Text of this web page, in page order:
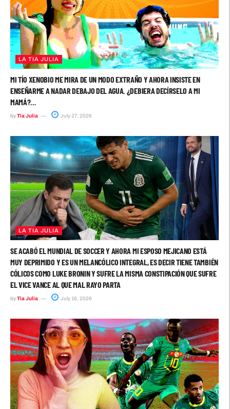
LA TIA JULIA
MI TÍO XENOBIO ME MIRA DE UN MODO EXTRAÑO Y AHORA INSISTE EN
ENSEÑARME A NADAR DEBAJO DEL AGUA. ¿DEBIERA DECÍRSELO A MI
MAMÁ?…
byTia Julia July 27, 2026
LA TIA JULIA
SE ACABÓ EL MUNDIAL DE SOCCER Y AHORA MI ESPOSO MEJICANO ESTÁ
MUY DEPRIMIDO Y ES UN MELANCÓLICO INTEGRAL, ES DECIR TIENE TAMBIÉN
CÓLICOS COMO LUKE BRONIN Y SUFRE LA MISMA CONSTIPACIÓN QUE SUFRE
EL VICE VANCE AL QUE MAL RAYO PARTA
byTia Julia July 16, 2026